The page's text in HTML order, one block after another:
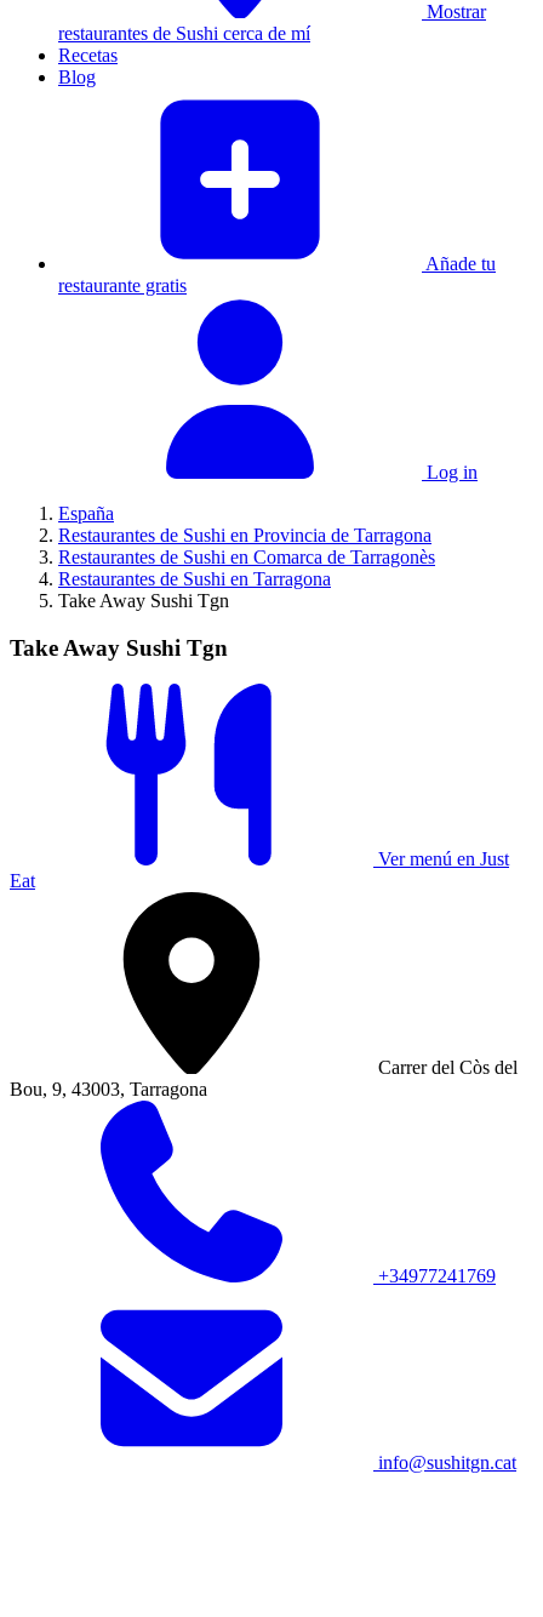
Mostrar
restaurantes de Sushi cerca de mí
Recetas
Blog
Añade tu
restaurante gratis
Log in
España
Restaurantes de Sushi en Provincia de Tarragona
Restaurantes de Sushi en Comarca de Tarragonès
Restaurantes de Sushi en Tarragona
Take Away Sushi Tgn
Take Away Sushi Tgn
Ver menú en Just
Eat
Carrer del Còs del
Bou, 9, 43003, Tarragona
+34977241769
info@sushitgn.cat